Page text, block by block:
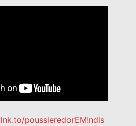
poussieredorEM!ndls